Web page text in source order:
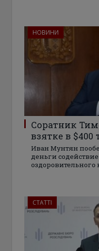
НОВИНИ
Соратник
взятке в $400
Иван Мунтян
деньги
оздоровительного
СТАТТІ